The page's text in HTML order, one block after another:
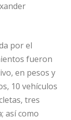
por el
fueron
en pesos y
10 vehículos
tres
así como